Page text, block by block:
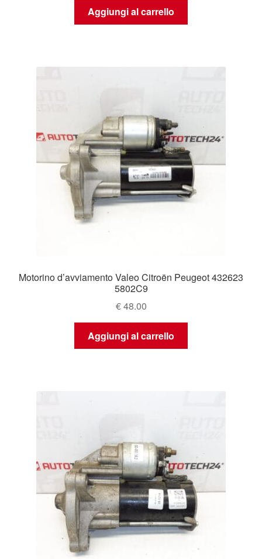
Aggiungi al carrello
Motorino d’avviamento Valeo Citroën Peugeot 432623
5802C9
€48.00
Aggiungi al carrello